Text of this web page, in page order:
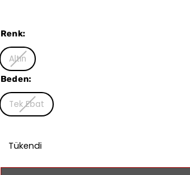
Renk:
Altın
Beden:
Tek Ebat
Tükendi